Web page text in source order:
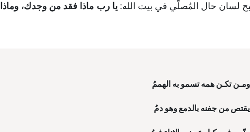
لسان حال المُصلّي في بيت الله:يا رب ماذا فقد من وجدك، وماذا